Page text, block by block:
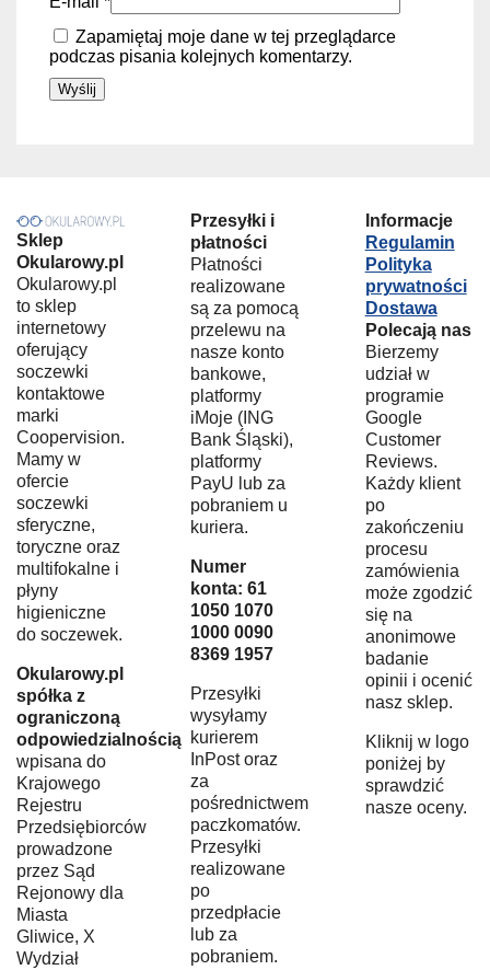
Zapamiętaj moje dane w tej przeglądarce
podczas pisania kolejnych komentarzy.
Sklep
Okularowy.pl
Okularowy.pl
to sklep
internetowy
oferujący
soczewki
kontaktowe
marki
Coopervision.
Mamy w
ofercie
soczewki
sferyczne,
toryczne oraz
multifokalne i
płyny
higieniczne
do soczewek.
Okularowy.pl
spółka z
ograniczoną
odpowiedzialnością
wpisana do
Krajowego
Rejestru
Przedsiębiorców
prowadzone
przez Sąd
Rejonowy dla
Miasta
Gliwice, X
Wydział
Przesyłki i
płatności
Płatności
realizowane
są za pomocą
przelewu na
nasze konto
bankowe,
platformy
iMoje (ING
Bank Śląski),
platformy
PayU lub za
pobraniem u
kuriera.
Numer
konta: 61
1050 1070
1000 0090
8369 1957
Przesyłki
wysyłamy
kurierem
InPost oraz
za
pośrednictwem
paczkomatów.
Przesyłki
realizowane
po
przedpłacie
lub za
pobraniem.
Informacje
Regulamin
Polityka
prywatności
Dostawa
Polecają nas
Bierzemy
udział w
programie
Google
Customer
Reviews.
Każdy klient
po
zakończeniu
procesu
zamówienia
może zgodzić
się na
anonimowe
badanie
opinii i ocenić
nasz sklep.
Kliknij w logo
poniżej by
sprawdzić
nasze oceny.